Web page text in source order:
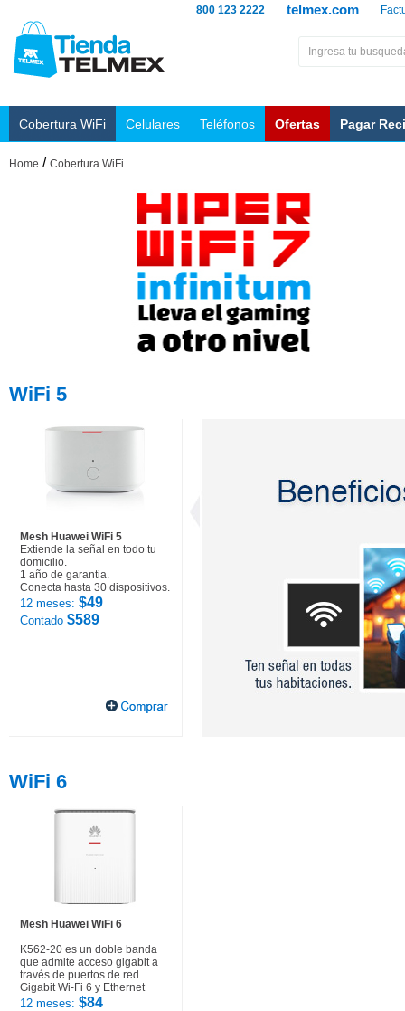
telmex.com
800 123 2222
Cobertura WiFi Celulares Teléfonos Ofertas Pagar
Home / Cobertura WiFi
WiFi 5
Mesh Huawei WiFi 5
Extiende la señal en todo tu
domicilio.
1 año de garantia.
Conecta hasta 30 dispositivos.
12 meses: $49
Contado $589
WiFi 6
Mesh Huawei WiFi 6
K562-20 es un doble banda
que admite acceso gigabit a
través de puertos de red
Gigabit Wi-Fi 6 y Ethernet
12 meses: $84